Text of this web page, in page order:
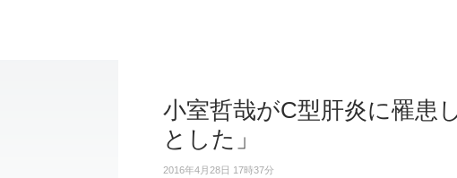
小室哲哉がC型肝炎に罹患
とした」
2016年4月28日 17時37分